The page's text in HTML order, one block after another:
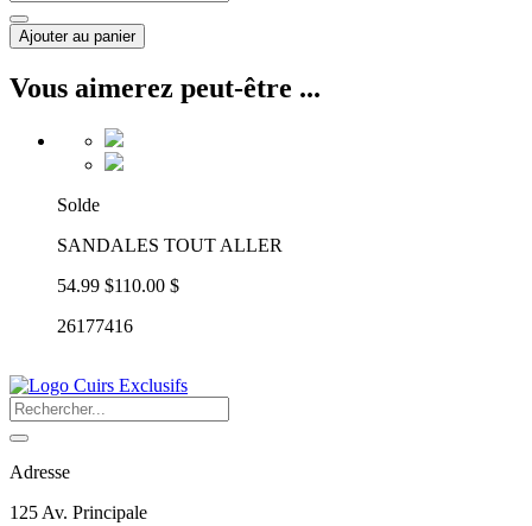
Ajouter au panier
Vous aimerez peut-être ...
Solde
SANDALES TOUT ALLER
54.99 $110.00 $
26177416
Adresse
125 Av. Principale